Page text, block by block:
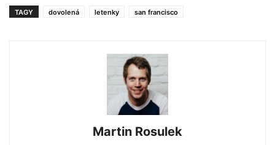
TAGY dovolená letenky san francisco
Martin Rosulek